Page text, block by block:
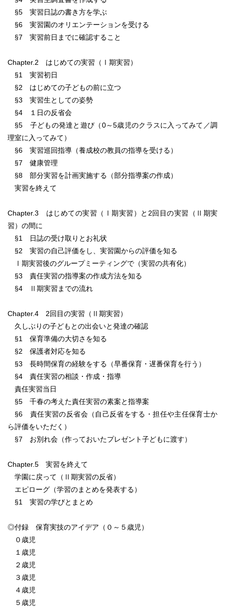
§5 実習日誌の書き方を学ぶ
§6 実習園のオリエンテーションを受ける
§7 実習前日までに確認すること
Chapter.2 はじめての実習（Ⅰ期実習）
§1 実習初日
§2 はじめての子どもの前に立つ
§3 実習生としての姿勢
§4 １日の反省会
§5 子どもの発達と遊び（0～5歳児のクラスに入ってみて／調
理室に入ってみて）
§6 実習巡回指導（養成校の教員の指導を受ける）
§7 健康管理
§8 部分実習を計画実施する（部分指導案の作成）
実習を終えて
Chapter.3 はじめての実習（Ⅰ期実習）と2回目の実習（Ⅱ期実
習）の間に
§1 日誌の受け取りとお礼状
§2 実習の自己評価をし、実習園からの評価を知る
Ⅰ期実習後のグループミーティングで（実習の共有化）
§3 責任実習の指導案の作成方法を知る
§4 Ⅱ期実習までの流れ
Chapter.4 2回目の実習（Ⅱ期実習）
久しぶりの子どもとの出会いと発達の確認
§1 保育準備の大切さを知る
§2 保護者対応を知る
§3 長時間保育の経験をする（早番保育・遅番保育を行う）
§4 責任実習の相談・作成・指導
責任実習当日
§5 千春の考えた責任実習の素案と指導案
§6 責任実習の反省会（自己反省をする・担任や主任保育士か
ら評価をいただく）
§7 お別れ会（作っておいたプレゼント子どもに渡す）
Chapter.5 実習を終えて
学園に戻って（Ⅱ期実習の反省）
エピローグ（学習のまとめを発表する）
§1 実習の学びとまとめ
◎付録 保育実技のアイデア（０～５歳児）
０歳児
１歳児
２歳児
３歳児
４歳児
５歳児